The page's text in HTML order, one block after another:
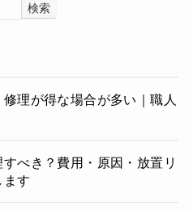
検索
理が得な場合が多い｜職人
べき？費用・原因・放置リ
ます